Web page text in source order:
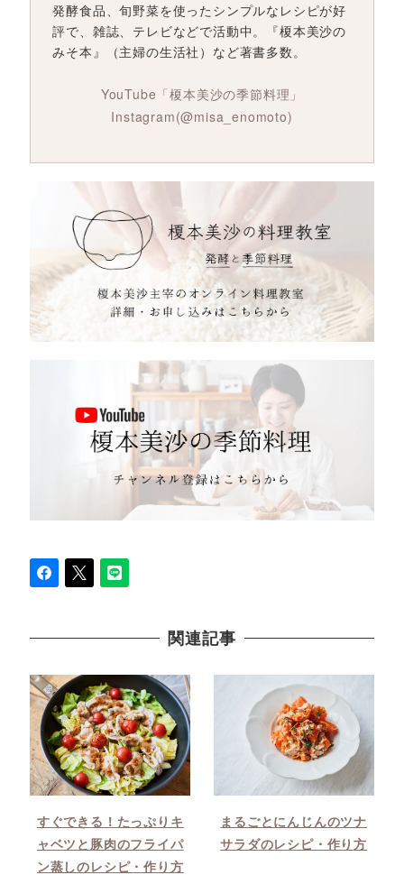
発酵食品、旬野菜を使ったシンプルなレシピが好
評で、雑誌、テレビなどで活動中。『榎本美沙の
みそ本』（主婦の生活社）など著書多数。
YouTube「榎本美沙の季節料理」
Instagram(@misa_enomoto)
関連記事
すぐできる！たっぷりキ
ャベツと豚肉のフライパ
ン蒸しのレシピ・作り方
まるごとにんじんのツナ
サラダのレシピ・作り方